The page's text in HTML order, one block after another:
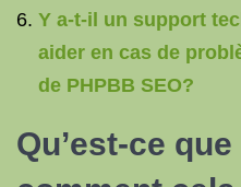
Y a-t-il un support
aider en cas de
de PHPBB SEO?
Qu’est-ce